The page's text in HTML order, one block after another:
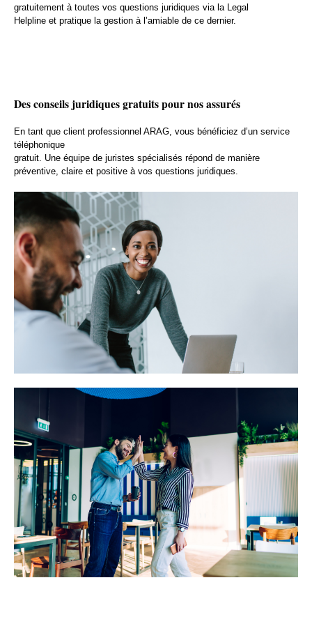
gratuitement à toutes vos questions juridiques via la Legal
Helpline et pratique la gestion à l’amiable de ce dernier.
Des conseils juridiques gratuits pour nos assurés
En tant que client professionnel ARAG, vous bénéficiez d’un service
téléphonique
gratuit. Une équipe de juristes spécialisés répond de manière
préventive, claire et positive à vos questions juridiques.